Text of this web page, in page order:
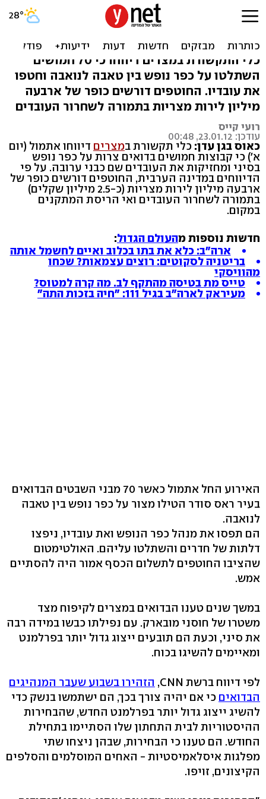
סיני: בדואים מחזיקים בני
ערובה בכפר נופש
כלי התקשורת במצרים דיווחו כי 70 חמושים
השתלטו על כפר נופש בין טאבה לנואבה וחטפו
את עובדיו. החוטפים דורשים כופר של ארבעה
מיליון לירות מצריות בתמורה לשחרור העובדים
רועי קייס
עודכן: 23.01.12, 00:48
כאוס בגן עדן: כלי תקשורת במצרים דיווחו אתמול (יום
א') כי קבוצות חמושים בדואים צרות על כפר נופש
בסיני ומחזיקות את העובדים שם כבני ערובה. על פי
הדיווחים במדינה הערבית, החוטפים דורשים כופר של
ארבעה מיליון לירות מצריות (כ-2.5 מיליון שקלים)
בתמורה לשחרור העובדים ואי הריסת המתקנים
במקום.
חדשות נוספות מהעולם הגדול:
ארה"ב: כלא את בתו בכלוב ואיים לחשמל אותה
בריטניה לסקוטים: רוצים עצמאות? שכּחו
מהוויסקי
טייס מת בטיסה מהתקף לב. מה קרה למטוס?
מעיראק לארה"ב בגיל 111: "חיה בזכות התה"
האירוע החל אתמול כאשר 70 מבני השבטים הבדואים
בעיר ראס סודר הטילו מצור על כפר נופש בין טאבה
לנואבה.
הם תפסו את מנהל כפר הנופש ואת עובדיו, ניפצו
דלתות של חדרים והשתלטו עליהם. האולטימטום
שהציבו החוטפים לתשלום הכסף אמור היה להסתיים
אמש.
במשך שנים טענו הבדואים במצרים לקיפוח מצד
משטרו של חוסני מובארק. עם נפילתו כבשו במידה רבה
את סיני, וכעת הם תובעים ייצוג גדול יותר בפרלמנט
ומאיימים להשיגו בכוח.
לפי דיווח ברשת CNN,
הזהירו בשבוע שעבר המנהיגים
הבדואים כי אם יהיה צורך בכך, הם ישתמשו בנשק כדי
להשיג ייצוג גדול יותר בפרלמנט החדש, שהבחירות
ההיסטוריות לבית התחתון שלו הסתיימו בתחילת
החודש. הם טענו כי הבחירות, שבהן ניצחו שתי
מפלגות איסלאמיסטיות - האחים המוסלמים והסלפים
הקיצונים, זויפו.